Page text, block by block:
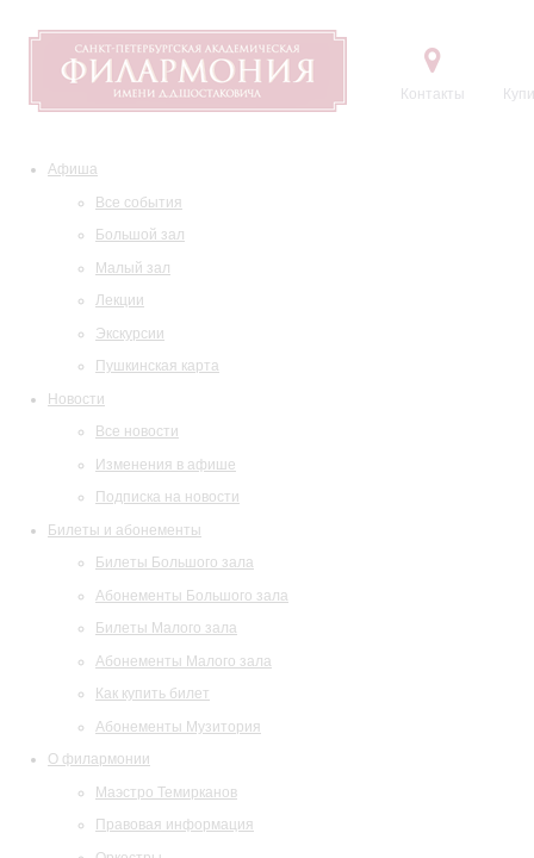
Контакты
Афиша
Все события
Большой зал
Малый зал
Лекции
Экскурсии
Пушкинская карта
Новости
Все новости
Изменения в афише
Подписка на новости
Билеты и абонементы
Билеты Большого зала
Абонементы Большого зала
Билеты Малого зала
Абонементы Малого зала
Как купить билет
Абонементы Музитория
О филармонии
Маэстро Темирканов
Правовая информация